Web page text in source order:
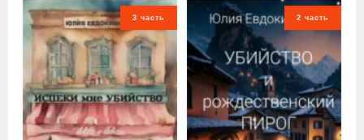
3 часть 2 часть